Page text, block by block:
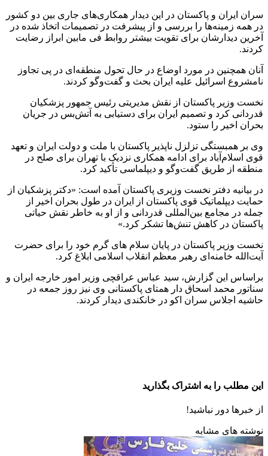
سران ایران و پاکستان در این دیدار همکاری‌های جاری بین دو کشور
در همه زمینه‌ها را بررسی و از پیشرفت در تصمیمات اتخاذ شده در
آخرین دیدارشان برای تقویت بیشتر روابط فی مابین ابراز رضایت
کردند.
آنان همچنین در مورد اوضاع در حال تحول منطقه‌ای در پی تجاوز
نامشروع اسرائیل علیه ایران بحث و گفت‌وگو کردند.
نخست‌ وزیر پاکستان از نقش مدیریتی رئیس‌ جمهور پزشکیان
قدردانی کرد و تصمیم ایران برای دستیابی به آتش‌بس در جریان
بحران اخیر را ستود.
وی بر همبستگی تزلزل‌ ناپذیر پاکستان با ملت و دولت ایران و تعهد
قوی اسلام‌آباد برای ادامه همکاری نزدیک با تهران برای صلح در
منطقه از طریق گفت‌وگو و دیپلماسی تأکید کرد.
در بیانیه دفتر نخست وزیری پاکستان آمده است: «دکتر پزشکیان از
حمایت دیپلماتیک قوی پاکستان از ایران در طول بحران اخیر از
جمله در مجامع بین‌المللی قدردانی و از او به خاطر نقش حیاتی
پاکستان در کاهش تنش‌ها تشکر کرد.»
نخست وزیر پاکستان در پایان سلام های گرم خود را برای حضرت
آیت‌الله خامنه‌ای رهبر معظم انقلاب اسلامی ابلاغ کرد.
براساس این گزارش، سید عباس عراقچی وزیر امور خارجه ایران و
سناتور محمد اسحاق دار همتای پاکستانی وی نیز روز جمعه در
حاشیه اجلاس سران اکو در خانکندی دیدار کردند.
این مطلب را به اشتراک بگذارید
از خبرها دور نباشید!
نوشته های مشابه